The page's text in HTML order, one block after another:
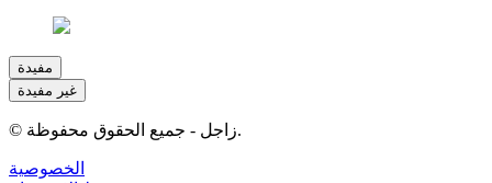
مفيدة
غير مفيدة
© زاجل - جميع الحقوق محفوظة.
الخصوصية